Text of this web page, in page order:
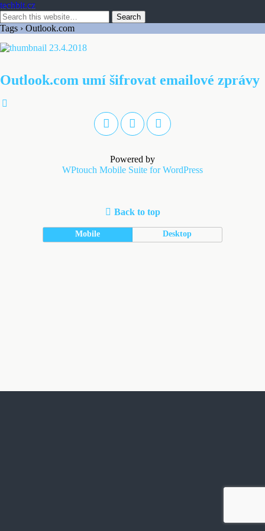
techbit.cz
Tags › Outlook.com
23.4.2018
Outlook.com umí šifrovat emailové zprávy
Powered by
WPtouch Mobile Suite for WordPress
Back to top
Mobile Desktop